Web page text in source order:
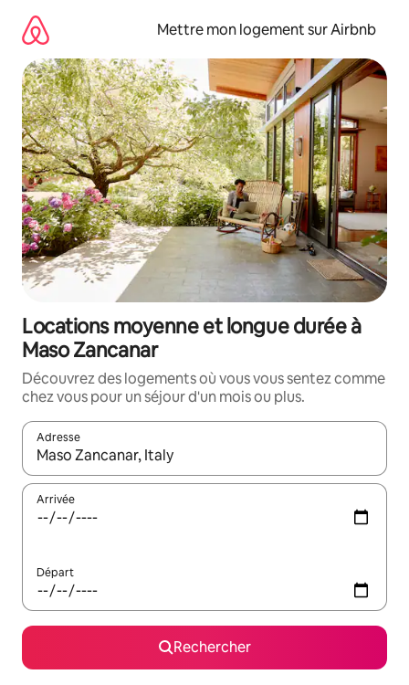
directement
contenu
Mettre mon logement sur Airbnb
Locations moyenne et longue durée à
Maso Zancanar
Découvrez des logements où vous vous sentez comme
chez vous pour un séjour d'un mois ou plus.
Adresse
Lorsque les résultats s'affichent, utilisez les flèches vers le
Arrivée
Départ
Rechercher